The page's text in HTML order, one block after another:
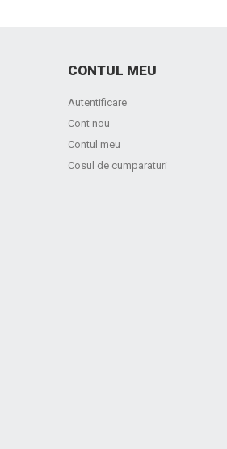
CONTUL MEU
Autentificare
Cont nou
Contul meu
Cosul de cumparaturi